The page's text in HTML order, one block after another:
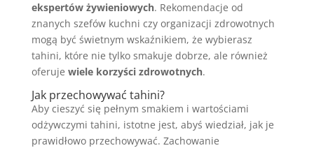
ekspertów żywieniowych. Rekomendacje od
znanych szefów kuchni czy organizacji zdrowotnych
mogą być świetnym wskaźnikiem, że wybierasz
tahini, które nie tylko smakuje dobrze, ale również
oferuje wiele korzyści zdrowotnych.
Jak przechowywać tahini?
Aby cieszyć się pełnym smakiem i wartościami
odżywczymi tahini, istotne jest, abyś wiedział, jak je
prawidłowo przechowywać. Zachowanie